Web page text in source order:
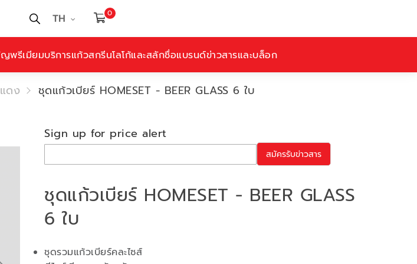
TH 0
พรีเมียมบริการแก้วสกรีนโลโก้และสลักชื่อแบรนด์ข่าวสารและบล็อก
ดง ชุดแก้วเบียร์ HOMESET - BEER GLASS 6 ใบ
ชุดแก้วเบียร์ HOMESET - BEER GLASS
6 ใบ
ชุดรวมแก้วเบียร์คละไซส์
Sign up for price alert
สมัครรับข่าวสาร